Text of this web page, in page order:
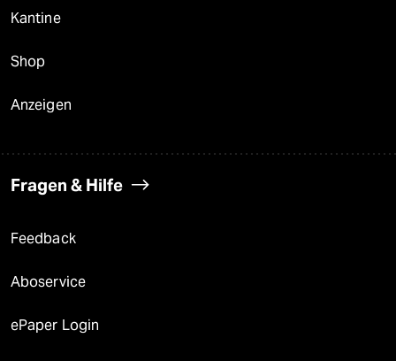
Kantine
Shop
Anzeigen
Fragen & Hilfe
Feedback
Aboservice
ePaper Login